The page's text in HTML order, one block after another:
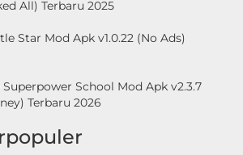
All) Terbaru 2025
Star Mod Apk v1.0.22 (No Ads)
School Mod Apk v2.3.7
Terbaru 2026